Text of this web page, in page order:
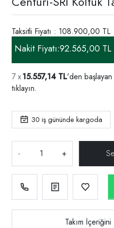
Taksitli Fiyatı : 108.900,00 TL
Nakit Fiyatı:92.565,00 TL
15.557,14 TL'den
tıklayın.
30 iş gününde kargoda
- +
Takım